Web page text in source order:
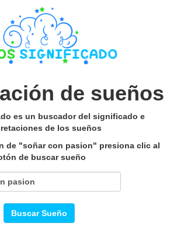
de sueños
es un buscador del significado e
de los sueños
de "soñar con pasion" presiona clic al
de buscar sueño
Buscar Sueño